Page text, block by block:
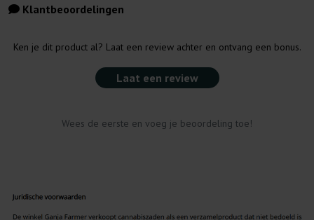
Klantbeoordelingen
Ken je dit product al? Laat een review achter en ontvang een bonus.
Laat een review
Wees de eerste en voeg je beoordeling toe!